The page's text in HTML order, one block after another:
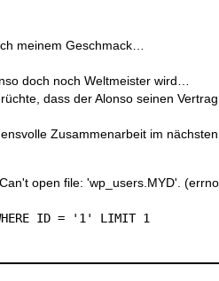
meinem Geschmack…
doch noch Weltmeister wird…
dass der Alonso seinen
Zusammenarbeit im nächsten
open file: 'wp_users.MYD'.
ID = '1' LIMIT 1